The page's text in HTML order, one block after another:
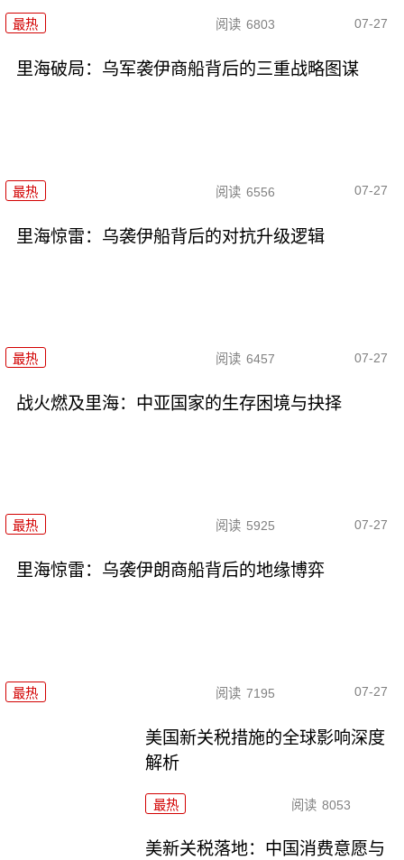
最热 阅读 6803 07-27
里海破局：乌军袭伊商船背后的三重战略图谋
最热 阅读 6556 07-27
里海惊雷：乌袭伊船背后的对抗升级逻辑
最热 阅读 6457 07-27
战火燃及里海：中亚国家的生存困境与抉择
最热 阅读 5925 07-27
里海惊雷：乌袭伊朗商船背后的地缘博弈
最热 阅读 7195 07-27
美国新关税措施的全球影响深度
解析
最热 阅读 8053
美新关税落地：中国消费意愿与